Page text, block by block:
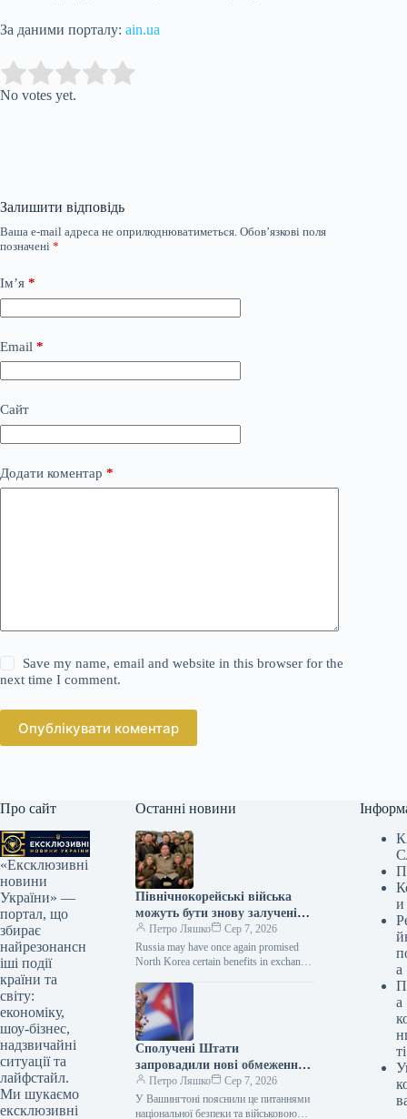
За даними порталу: ain.ua
Rate this item:
No votes yet.
Залишити відповідь
Ваша e-mail адреса не оприлюднюватиметься. Обов’язкові поля
позначені *
Ім’я *
Email *
Сайт
Додати коментар *
Save my name, email and website in this browser for the
next time I comment.
Опублікувати коментар
Про сайт
«Ексклюзивні
новини
України» —
портал, що
збирає
найрезонансн
іші події
країни та
світу:
економіку,
шоу-бізнес,
надзвичайні
ситуації та
лайфстайл.
Ми шукаємо
ексклюзивні
Останні новини
Північнокорейські війська
можуть бути знову залучені
Росією до бойових дій, експерт
вказав на регіон, що зазнає
найбільшого ризику.
Петро Ляшко
Сер 7, 2026
Russia may have once again promised
North Korea certain benefits in exchange
personnel.…
Сполучені Штати
запровадили нові обмеження
проти Куби, що може бути
пов’язано з конфліктом в
Україні.
Петро Ляшко
Сер 7, 2026
У Вашингтоні пояснили це питаннями
національної безпеки та військовою
и
а
а
ті